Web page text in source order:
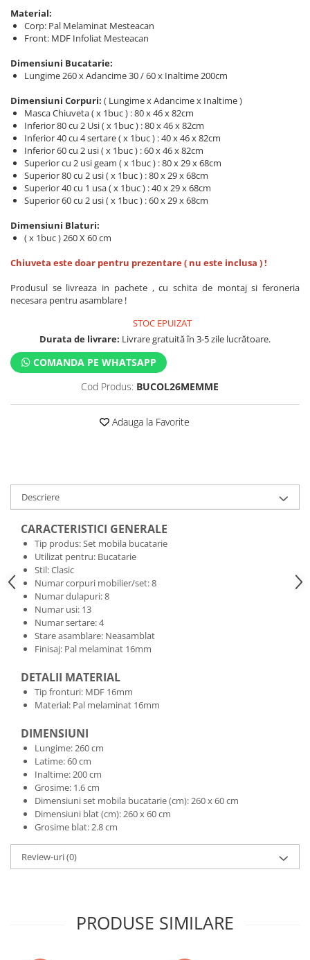
Material:
Corp: Pal Melaminat Mesteacan
Front: MDF Infoliat Mesteacan
Dimensiuni Bucatarie:
Lungime 260 x Adancime 30 / 60 x Inaltime 200cm
Dimensiuni Corpuri: ( Lungime x Adancime x Inaltime )
Masca Chiuveta ( x 1buc ) : 80 x 46 x 82cm
Inferior 80 cu 2 Usi ( x 1buc ) : 80 x 46 x 82cm
Inferior 40 cu 4 sertare ( x 1buc ) : 40 x 46 x 82cm
Inferior 60 cu 2 usi ( x 1buc ) : 60 x 46 x 82cm
Superior cu 2 usi geam ( x 1buc ) : 80 x 29 x 68cm
Superior 80 cu 2 usi ( x 1buc ) : 80 x 29 x 68cm
Superior 40 cu 1 usa ( x 1buc ) : 40 x 29 x 68cm
Superior 60 cu 2 usi ( x 1buc ) : 60 x 29 x 68cm
Dimensiuni Blaturi:
( x 1buc ) 260 X 60 cm
Chiuveta este doar pentru prezentare ( nu este inclusa ) !
Produsul se livreaza in pachete , cu schita de montaj si feroneria
necesara pentru asamblare !
STOC EPUIZAT
Durata de livrare: Livrare gratuită în 3-5 zile lucrătoare.
COMANDA PE WHATSAPP
Cod Produs: BUCOL26MEMME
Adauga la Favorite
Descriere
CARACTERISTICI GENERALE
Tip produs: Set mobila bucatarie
Utilizat pentru: Bucatarie
Stil: Clasic
Numar corpuri mobilier/set: 8
Numar dulapuri: 8
Numar usi: 13
Numar sertare: 4
Stare asamblare: Neasamblat
Finisaj: Pal melaminat 16mm
DETALII MATERIAL
Tip fronturi: MDF 16mm
Material: Pal melaminat 16mm
DIMENSIUNI
Lungime: 260 cm
Latime: 60 cm
Inaltime: 200 cm
Grosime: 1.6 cm
Dimensiuni set mobila bucatarie (cm): 260 x 60 cm
Dimensiuni blat (cm): 260 x 60 cm
Grosime blat: 2.8 cm
Review-uri(0)
PRODUSE SIMILARE